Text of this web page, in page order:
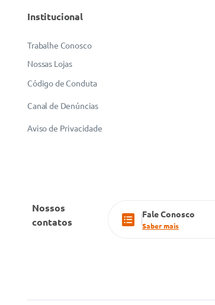
Institucional
Trabalhe Conosco
Nossas Lojas
Código de Conduta
Canal de Denúncias
Aviso de Privacidade
Nossos
contatos
Fale Conosco
Saber mais